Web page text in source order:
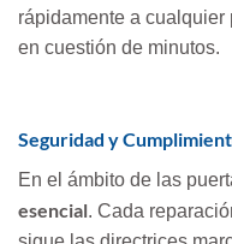
rápidamente a cualquier
en cuestión de minutos.
Seguridad y
En el ámbito de las
esencial. Cada